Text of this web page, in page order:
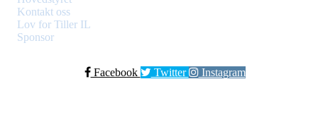
Kontakt oss
Lov for Tiller IL
Sponsor
Facebook Twitter Instagram